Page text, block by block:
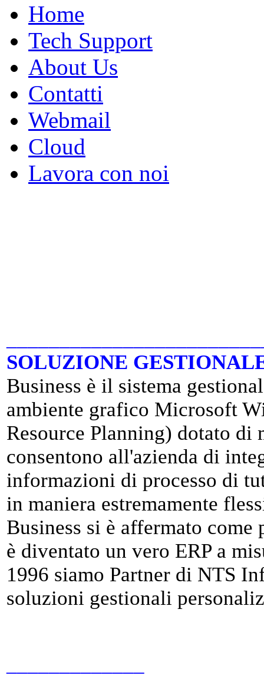
Home
Tech Support
About Us
Contatti
Webmail
Cloud
Lavora con noi
SOLUZIONE
Business è il sistema
ambiente grafico Microsoft
Resource Planning) dotato
consentono all'azienda di
informazioni di processo di
in maniera estremamente
Business si è affermato
è diventato un vero ERP a
1996 siamo Partner di NTS
soluzioni gestionali